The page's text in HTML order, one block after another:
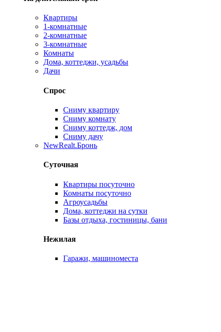
Квартиры
1-комнатные
2-комнатные
3-комнатные
Комнаты
Дома, коттеджи, усадьбы
Дачи
Спрос
Сниму квартиру
Сниму комнату
Сниму коттедж, дом
Сниму дачу
NewRealt.Бронь
Суточная
Квартиры посуточно
Комнаты посуточно
Агроусадьбы
Дома, коттеджи на сутки
Базы отдыха, гостиницы, бани
Нежилая
Гаражи, машиноместа